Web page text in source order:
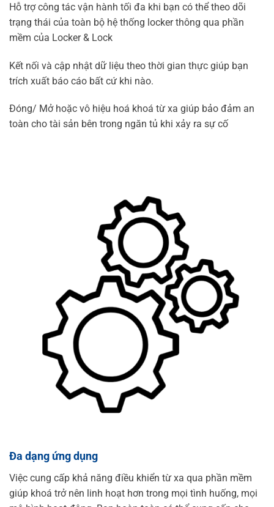
Hỗ trợ công tác vận hành tối đa khi bạn có thể theo dõi
trạng thái của toàn bộ hệ thống locker thông qua phần
mềm của Locker & Lock
Kết nối và cập nhật dữ liệu theo thời gian thực giúp bạn
trích xuất báo cáo bất cứ khi nào.
Đóng/ Mở hoặc vô hiệu hoá khoá từ xa giúp bảo đảm an
toàn cho tài sản bên trong ngăn tủ khi xảy ra sự cố
Đa dạng ứng dụng
Việc cung cấp khả năng điều khiển từ xa qua phần mềm
giúp khoá trở nên linh hoạt hơn trong mọi tình huống, mọi